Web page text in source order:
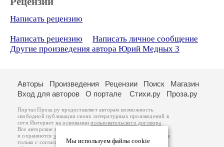
Написать рецензию
Написать рецензию
Написать личное сообщение
Другие произведения автора Юрий Медных 3
Мы используем файлы cookie
Авторы Произведения Рецензии Поиск
Магазин
Вход для авторов
О портале Стихи.ру Проза.ру
Портал Проза.ру предоставляет авторам возможность
свободной публикации своих литературных произведений в
сети Интернет на основаниипользовательского договора
Все авторские права на произведения принадлежат авторам
и охраняются законом
. Перепечатка произведений возможна
только с согласия его автора, к которому вы можете